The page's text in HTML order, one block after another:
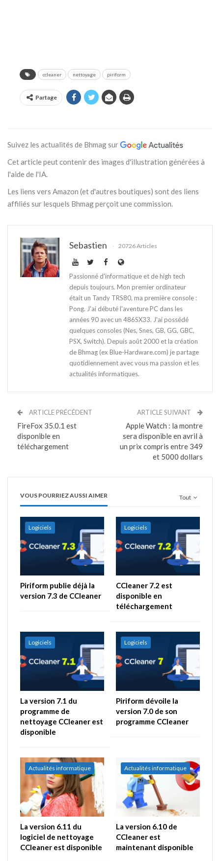
ccleaner nettoyage piriform
Partage
Suivez les actualités de Bhmag sur
Cet article peut contenir des images d'illustration générées à
l'aide de l'IA.
Les liens vers Amazon (et d'autres boutiques) sont des liens
affiliés sur lesquels Bhmag perçoit une commission.
Sebastien 20726 Articles
Passionné d'informatique et de high tech
depuis toujours. Mon premier ordinateur
était un Tandy TRS80, ma première console :
Pong. J'ai débuté l'aventure PC dans les
années 90 avec un 486SX33. J'ai possédé
quelques consoles (Nes, Snes, GB, GG, GBC,
PSX, Switch). Depuis août 2000 et la création
de Bhmag (ex Blue-Hardware.com) je partage
quotidiennement avec vous ma passion et les
actualités informatiques.
ARTICLE PRÉCÉDENT
FireFox 35.0.1 est
disponible en
téléchargement
ARTICLE SUIVANT
Apple Watch : la montre
sera disponible en avril à
un prix compris entre 349
et 5000 dollars
Tout
VOUS POURRIEZ AUSSI AIMER
Logiciels
Piriform publie déjà la
version 7.3 de CCleaner
Logiciels
CCleaner 7.2 est
disponible en
téléchargement
Logiciels
La version 7.1 du
programme de
nettoyage CCleaner est
disponible
Logiciels
Piriform dévoile la
version 7.0 de son
programme CCleaner
Actualités informatique
La version 6.11 du
logiciel de nettoyage
CCleaner est disponible
Actualités informatique
La version 6.10 de
CCleaner est
maintenant disponible